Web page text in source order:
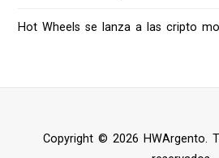
Hot Wheels se lanza a las cripto
Copyright © 2026 HWArgento.